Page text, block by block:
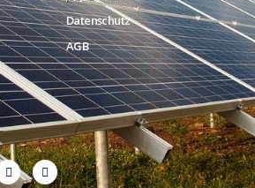
Datenschutz
AGB